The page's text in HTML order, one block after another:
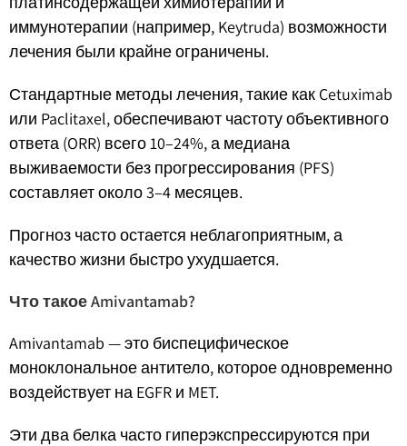
иммунотерапии (например, Keytruda) возможности
лечения были крайне ограничены.
Стандартные методы лечения, такие как Cetuximab
или Paclitaxel, обеспечивают частоту объективного
ответа (ORR) всего 10–24%, а медиана
выживаемости без прогрессирования (PFS)
составляет около 3–4 месяцев.
Прогноз часто остается неблагоприятным, а
качество жизни быстро ухудшается.
Что такое Amivantamab?
Amivantamab — это биспецифическое
моноклональное антитело, которое одновременно
воздействует на EGFR и MET.
Эти два белка часто гиперэкспрессируются при